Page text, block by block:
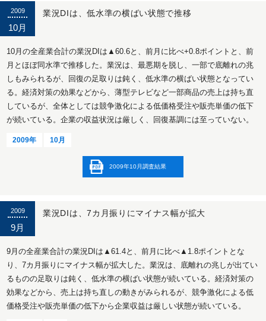
2009
10月
業況DIは、低水準の横ばい状態で推移
10月の全産業合計の業況DIは▲60.6と、前月に比べ+0.8ポイントと、前
月とほぼ同水準で推移した。業況は、最悪期を脱し、一部で底離れの兆
しもみられるが、回復の足取りは鈍く、低水準の横ばい状態となってい
る。経済対策の効果などから、薄型テレビなど一部商品の売上は持ち直
しているが、全体としては競争激化による低価格受注や販売単価の低下
が続いている。企業の収益状況は厳しく、回復基調には至っていない。
2009年 10月
2009年10月調査結果
2009
9月
業況DIは、7カ月振りにマイナス幅が拡大
9月の全産業合計の業況DIは▲61.4と、前月に比べ▲1.8ポイントとな
り、7カ月振りにマイナス幅が拡大した。業況は、底離れの兆しが出てい
るものの足取りは鈍く、低水準の横ばい状態が続いている。経済対策の
効果などから、売上は持ち直しの動きがみられるが、競争激化による低
価格受注や販売単価の低下から企業収益は厳しい状態が続いている。